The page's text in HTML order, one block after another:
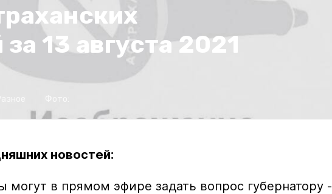
13 августа 2021
новостей:
могут в прямом эфире задать вопрос губернатору -